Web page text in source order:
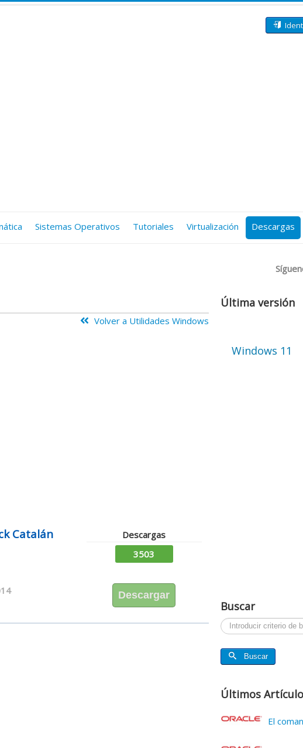
Sistemas Operativos Tutoriales Virtualización Descargas
Volver a Utilidades Windows
Catalán
Descargas
3503
Descargar
Última versión
Windows 11
Buscar
Buscar...
Buscar
Últimos
El